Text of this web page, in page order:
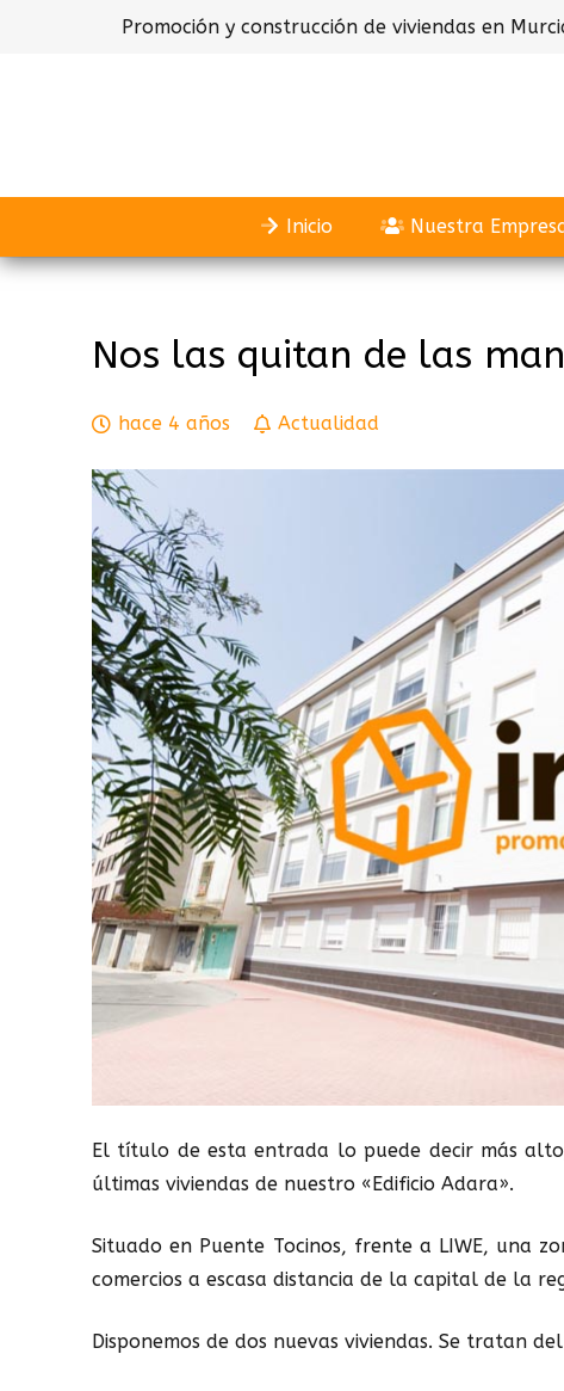
Promoción y construcción de viviendas en
Inicio Nuestra
Nos las quitan de las
hace 4 años Actualidad
El título de esta entrada lo puede decir más
últimas viviendas de nuestro «Edificio Adara».
Situado en Puente Tocinos, frente a LIWE, una
comercios a escasa distancia de la capital de la
Disponemos de dos nuevas viviendas. Se tratan